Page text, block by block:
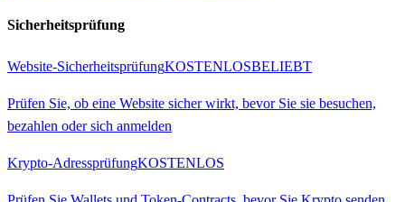
Sicherheitsprüfung
Website-SicherheitsprüfungKOSTENLOSBELIEBT
Prüfen Sie, ob eine Website sicher wirkt, bevor Sie sie besuchen,
bezahlen oder sich anmelden
Krypto-AdressprüfungKOSTENLOS